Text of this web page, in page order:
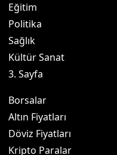
Eğitim
Politika
Sağlık
Kültür Sanat
3. Sayfa
Borsalar
Altın Fiyatları
Döviz Fiyatları
Kripto Paralar